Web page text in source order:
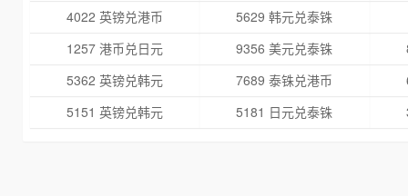
4022 英镑兑港币
5629 韩元兑泰铢
1257 港币兑日元
9356 美元兑泰铢
5362 英镑兑韩元
7689 泰铢兑港币
5151 英镑兑韩元
5181 日元兑泰铢